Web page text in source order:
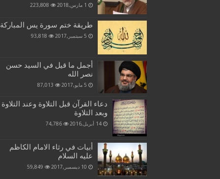
1 مارس,2018 223,808
طريقة ختم سورة يس المباركة
5 سبتمبر,2017 93,818
أجمل ما قيل في السيد حسن
نصر الله
5 مايو,2017 87,013
دعاء القرآن قبل التلاوة وعند التلاوة
وبعد التلاوة
14 أبريل,2016 74,786
أبيات في رثاء الامام الكاظم
عليه السلام
10 ديسمبر,2017 59,849